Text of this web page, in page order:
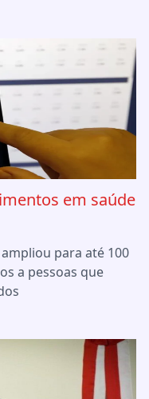
em saúde
ampliou para até 100
a pessoas que